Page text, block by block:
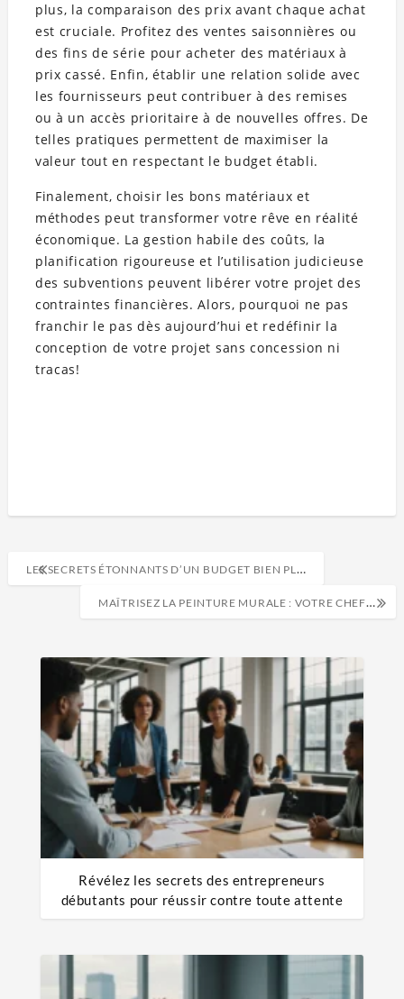
plus, la comparaison des prix avant chaque achat
est cruciale. Profitez des ventes saisonnières ou
des fins de série pour acheter des matériaux à
prix cassé. Enfin, établir une relation solide avec
les fournisseurs peut contribuer à des remises
ou à un accès prioritaire à de nouvelles offres. De
telles pratiques permettent de maximiser la
valeur tout en respectant le budget établi.
Finalement, choisir les bons matériaux et
méthodes peut transformer votre rêve en réalité
économique. La gestion habile des coûts, la
planification rigoureuse et l’utilisation judicieuse
des subventions peuvent libérer votre projet des
contraintes financières. Alors, pourquoi ne pas
franchir le pas dès aujourd’hui et redéfinir la
conception de votre projet sans concession ni
tracas!
LES SECRETS ÉTONNANTS D’UN BUDGET BIEN PLANIFIÉ DÉVOILÉS !
MAÎTRISEZ LA PEINTURE MURALE : VOTRE CHEF-D’ŒUVRE EN UN WEEK-END
Révélez les secrets des entrepreneurs
débutants pour réussir contre toute attente